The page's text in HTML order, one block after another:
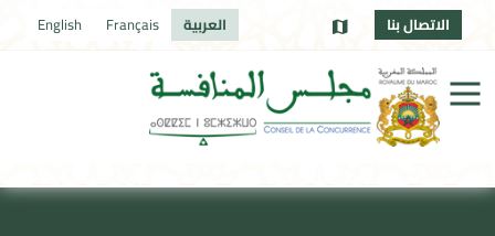
الاتصال بنا العربية Français
English